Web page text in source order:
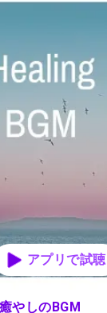
アプリで試聴
癒やしのBGM